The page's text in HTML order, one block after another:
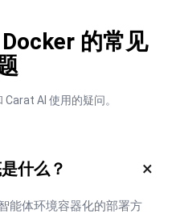
的常见
AI 使用的疑问。
什么？ ×
能体环境容器化的部署方